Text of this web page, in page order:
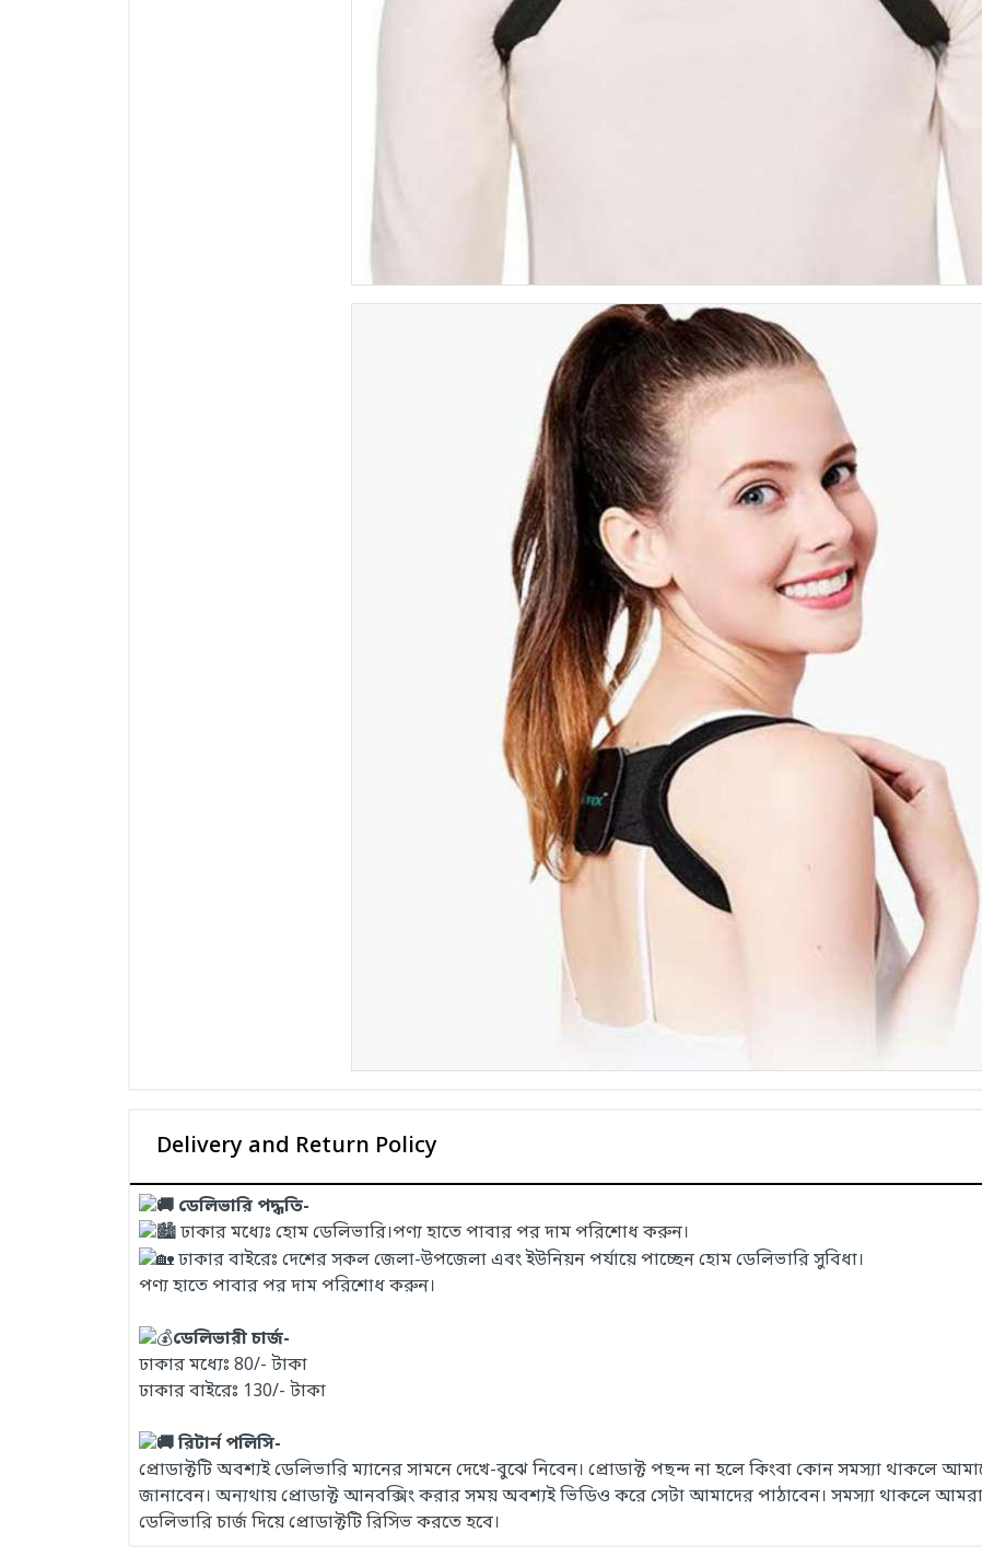
Delivery and Return Policy
ডেলিভারি পদ্ধতি-
ঢাকার মধ্যেঃ হোম ডেলিভারি।পণ্য হাতে পাবার পর দাম পরিশোধ করুন।
ঢাকার বাইরেঃ দেশের সকল জেলা-উপজেলা এবং ইউনিয়ন পর্যায়ে পাচ্ছেন হোম ডেলিভারি সুবিধা।
পণ্য হাতে পাবার পর দাম পরিশোধ করুন।
ডেলিভারী চার্জ-
ঢাকার মধ্যেঃ 80/- টাকা
ঢাকার বাইরেঃ 130/- টাকা
রিটার্ন পলিসি-
প্রোডাক্টটি অবশ্যই ডেলিভারি ম্যানের সামনে দেখে-বুঝে নিবেন। প্রোডাক্ট পছন্দ না হলে কিংবা কোন সমস্যা থাকলে
জানাবেন। অন্যথায় প্রোডাক্ট আনবক্সিং করার সময় অবশ্যই ভিডিও করে সেটা আমাদের পাঠাবেন। সমস্যা থাকলে
ডেলিভারি চার্জ দিয়ে প্রোডাক্টটি রিসিভ করতে হবে।